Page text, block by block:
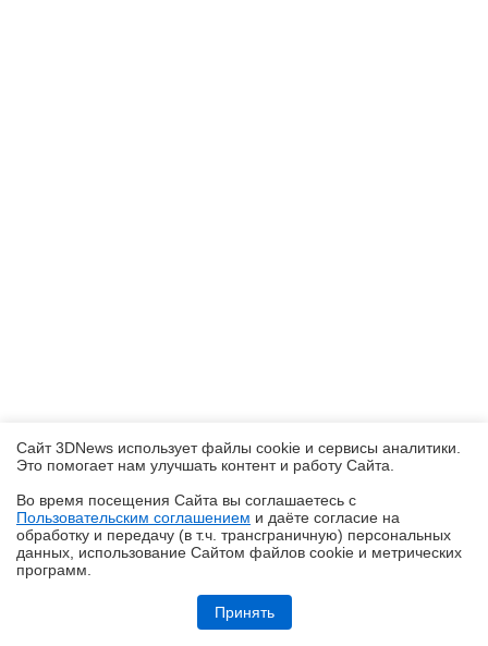
Обзор игрового QD-OLED-монитора ASUS ROG Strix OLED
XG27AQDMES: самый доступный в линейке
Сайт 3DNews использует файлы cookie и сервисы аналитики.
Это помогает нам улучшать контент и работу Cайта.
Во время посещения Cайта вы соглашаетесь с
Пользовательским соглашением и даёте согласие на
обработку и передачу (в т.ч. трансграничную) персональных
данных, использование Cайтом файлов cookie и метрических
программ.
Принять